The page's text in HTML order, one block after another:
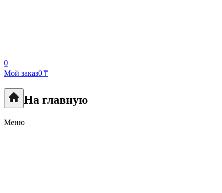
0
Мой заказ0 ₸
На главную
Меню